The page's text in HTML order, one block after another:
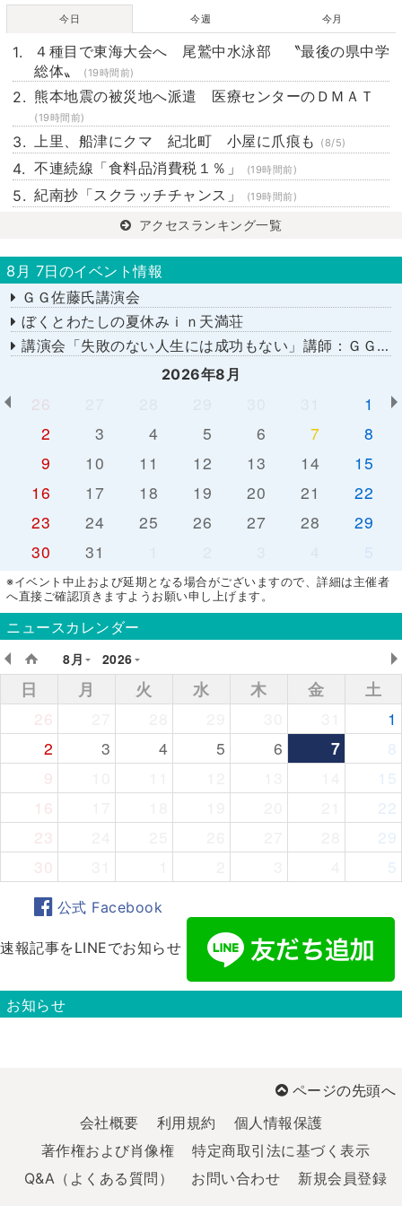
今日 今週 今月
４種目で東海大会へ 尾鷲中水泳部 〝最後の県中学
総体〟
(19時間前)
熊本地震の被災地へ派遣 医療センターのＤＭＡＴ
(19時間前)
上里、船津にクマ 紀北町 小屋に爪痕も (8/5)
不連続線「食料品消費税１％」 (19時間前)
紀南抄「スクラッチチャンス」 (19時間前)
アクセスランキング一覧
8月 7日のイベント情報
ＧＧ佐藤氏講演会
ぼくとわたしの夏休みｉｎ天満荘
講演会「失敗のない人生には成功もない」講師：ＧＧ佐藤さん
2026年8月
26
1
2
3 4 5 6 7
8
9
10 11 12 13 14
15
16
17 18 19 20 21
22
23
24 25 26 27 28
29
30
31 5
※イベント中止および延期となる場合がございますので、詳細は主催者
へ直接ご確認頂きますようお願い申し上げます。
ニュースカレンダー
8月
2026
日 月 火 水 木 金
土
26
1
2
3 4 5 6 7
8
9
15
16
22
23
29
30
5
公式 Facebook
速報記事をLINEでお知らせ
お知らせ
ページの先頭へ
会社概要
利用規約
個人情報保護
著作権および肖像権
特定商取引法に基づく表示
Q&A（よくある質問）
お問い合わせ 新規会員登録